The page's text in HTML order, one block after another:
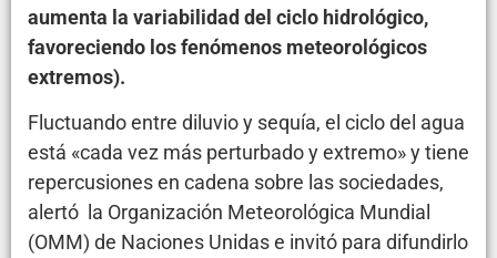
aumenta la variabilidad del ciclo hidrológico,
favoreciendo los fenómenos meteorológicos
extremos).
Fluctuando entre diluvio y sequía, el ciclo del agua
está «cada vez más perturbado y extremo» y tiene
repercusiones en cadena sobre las sociedades,
alertó la Organización Meteorológica Mundial
(OMM) de Naciones Unidas e invitó para difundirlo